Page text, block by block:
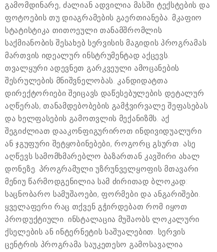
გამომდინარე, ძალიან ადვილია მასში ტექსტების და
ფოტოების თუ დიაგრამების გაერთიანება. მკაფიო
სტატისტიკა თითოეული თანამშრომლის
საქმიანობის შესახებ სერვისის მაგიდის პროგრამას
მართვის იდეალურ ინსტრუმენტად აქცევს.
თვალყური ადევნეთ გარკვეული ამოცანების
შესრულების მნიშვნელობას. კანდიდატთა
დირექტორიები შეიცავს დაწესებულების დეტალურ
აღწერას, თანამდებობების გამჭვირვალე შეფასებას
და ხელფასების გამოთვლის მექანიზმს. აქ
შეგიძლიათ დააკონფიგურიროთ ინდივიდუალური
ან ჯგუფური შეტყობინებები, როგორც გსურთ. ასე
აღწევს სამომხმარებლო ბაზართან კავშირი ახალ
დონეზე. პროგრამული უზრუნველყოფის მთავარი
მენიუ წარმოდგენილია სამ ძირითად ბლოკად:
საცნობარო სამუშაოები, ფორმები და ანგარიშები.
ყველაფერი რაც თქვენ გჭირდებათ რომ იყოთ
პროდუქტიული. ინსტალაცია მუშაობს ლოკალური
ქსელების ან ინტერნეტის საშუალებით. სერვის
ცენტრის პროგრამა საუკეთესო გამოსავალია